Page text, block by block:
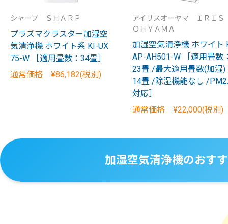
シャープ ＳＨＡＲＰ
プラズマクラスター加湿空
気清浄機 ホワイト系 KI-UX
75-W ［適用畳数：34畳］
通常価格 ¥86,182(税別)
アイリスオーヤマ ＩＲＩ
ＯＨＹＡＭＡ
加湿空気清浄機 ホワイト
AP-AH501-W ［適用畳数
23畳 /最大適用畳数(加湿)
14畳 /除湿機能なし /
対応］
通常価格 ¥22,000(税別)
加湿空気清浄機のおす